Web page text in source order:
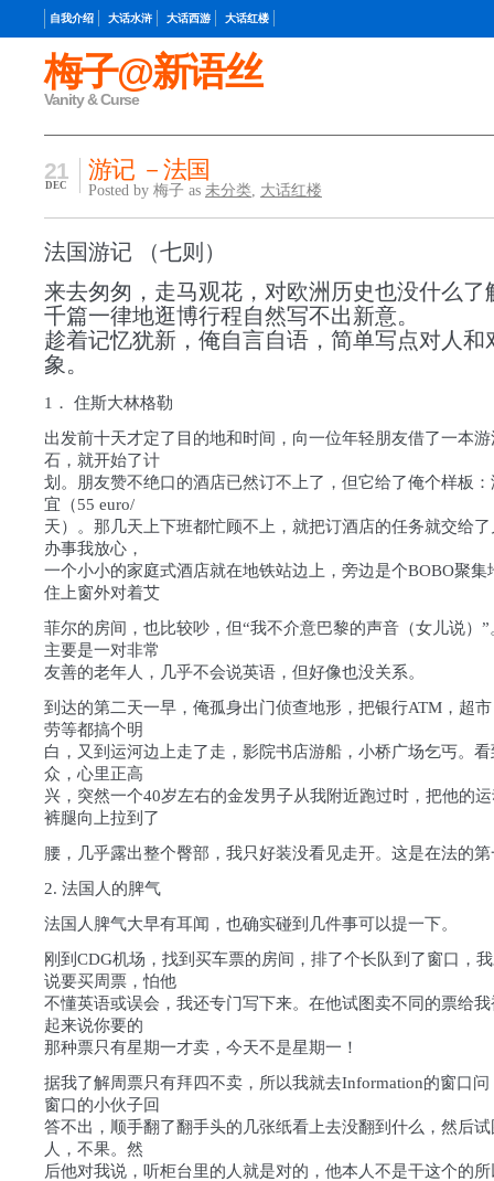
梅子@新语丝
Vanity & Curse
自我介绍 大话水浒 大话西游 大话红楼
游记 －法国
21
DEC Posted by 梅子 as 未分类, 大话红楼
法国游记 （七则）
来去匆匆，走马观花，对欧洲历史也没什么了
千篇一律地逛博行程自然写不出新意。
趁着记忆犹新，俺自言自语，简单写点对人和
象。
1． 住斯大林格勒
出发前十天才定了目的地和时间，向一位年轻朋友借了一本
石，就开始了计
划。朋友赞不绝口的酒店已然订不上了，但它给了俺个样板
宜（55 euro/
天）。那几天上下班都忙顾不上，就把订酒店的任务就交给
办事我放心，
一个小小的家庭式酒店就在地铁站边上，旁边是个BOBO聚集
住上窗外对着艾
菲尔的房间，也比较吵，但“我不介意巴黎的声音（女儿说）
主要是一对非常
友善的老年人，几乎不会说英语，但好像也没关系。
到达的第二天一早，俺孤身出门侦查地形，把银行ATM，超
劳等都搞个明
白，又到运河边上走了走，影院书店游船，小桥广场乞丐。
众，心里正高
兴，突然一个40岁左右的金发男子从我附近跑过时，把他的
裤腿向上拉到了
腰，几乎露出整个臀部，我只好装没看见走开。这是在法的第
2. 法国人的脾气
法国人脾气大早有耳闻，也确实碰到几件事可以提一下。
刚到CDG机场，找到买车票的房间，排了个长队到了窗口，
说要买周票，怕他
不懂英语或误会，我还专门写下来。在他试图卖不同的票给
起来说你要的
那种票只有星期一才卖，今天不是星期一！
据我了解周票只有拜四不卖，所以我就去Information的窗口
窗口的小伙子回
答不出，顺手翻了翻手头的几张纸看上去没翻到什么，然后
人，不果。然
后他对我说，听柜台里的人就是对的，他本人不是干这个的